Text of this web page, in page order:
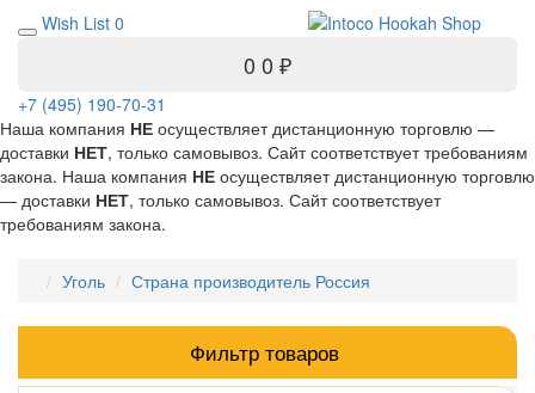
Wish List 0
0 0 ₽
+7 (495) 190-70-31
Наша компания НЕ осуществляет дистанционную торговлю —
доставки НЕТ, только самовывоз. Сайт соответствует требованиям
закона. Наша компания НЕ осуществляет дистанционную торговлю
— доставки НЕТ, только самовывоз. Сайт соответствует
требованиям закона.
Уголь Страна производитель Россия
Фильтр товаров